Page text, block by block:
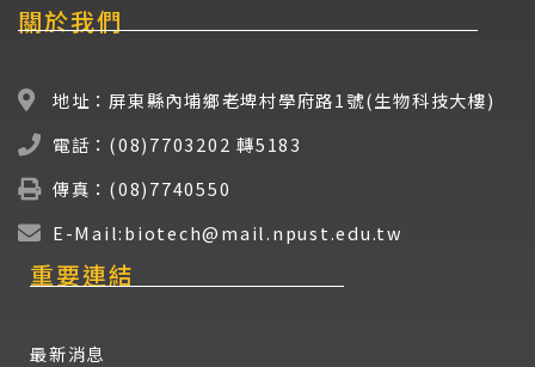
關於我們
地址：屏東縣內埔鄉老埤村學府路1號(生物科技大樓)
電話：(08)7703202 轉5183
傳真：(08)7740550
E-Mail:biotech@mail.npust.edu.tw
重要連結
最新消息